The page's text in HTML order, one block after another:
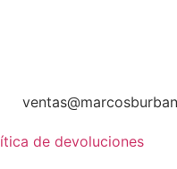
de devoluciones